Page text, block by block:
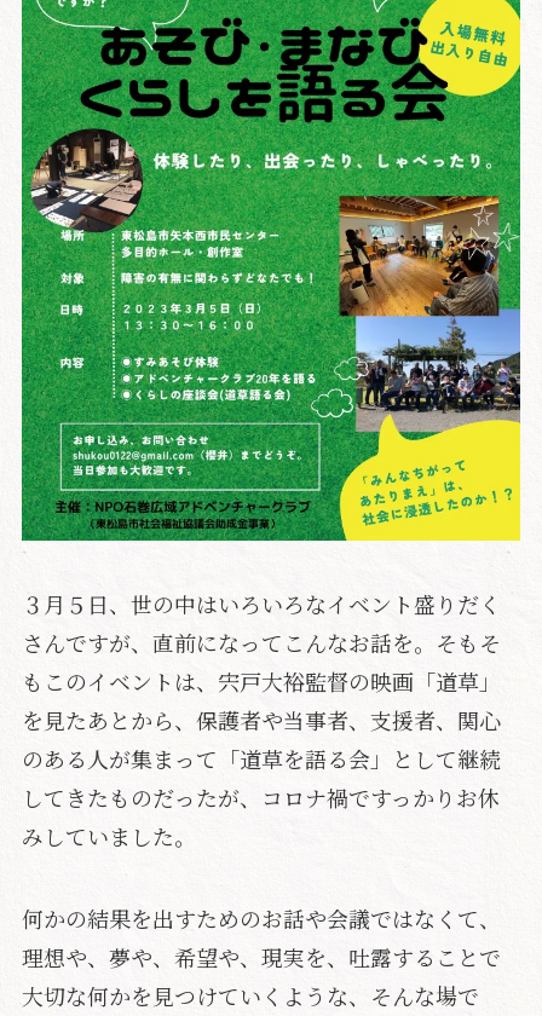
３月５日、世の中はいろいろなイベント盛りだく
さんですが、直前になってこんなお話を。そもそ
もこのイベントは、宍戸大裕監督の映画「道草」
を見たあとから、保護者や当事者、支援者、関心
のある人が集まって「道草を語る会」として継続
してきたものだったが、コロナ禍ですっかりお休
みしていました。
何かの結果を出すためのお話や会議ではなくて、
理想や、夢や、希望や、現実を、吐露することで
大切な何かを見つけていくような、そんな場で